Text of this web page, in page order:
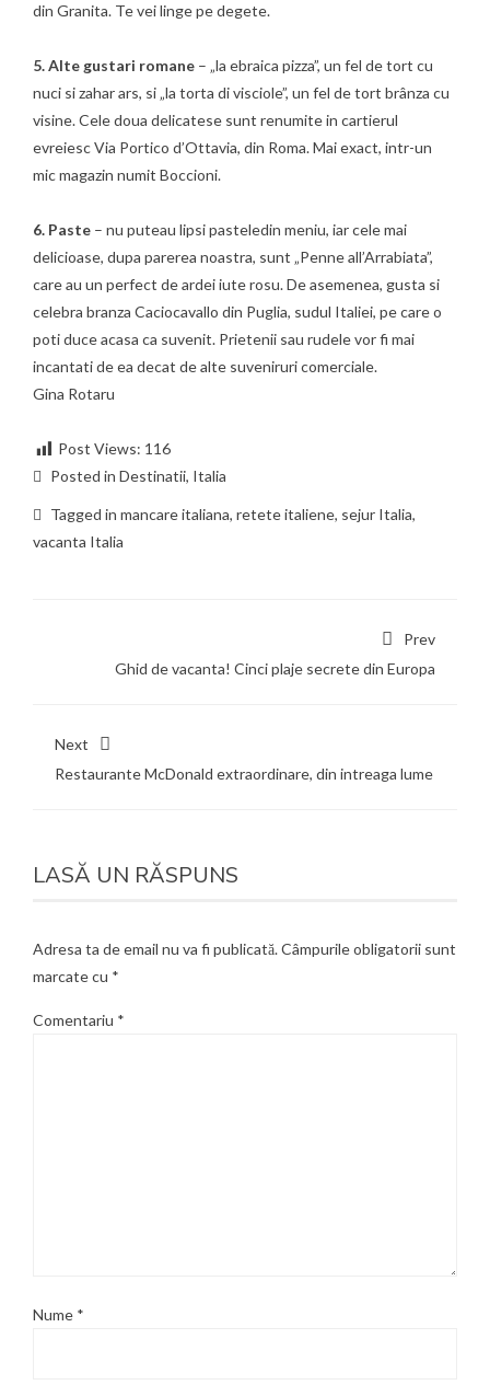
din Granita. Te vei linge pe degete.
5. Alte gustari romane – „la ebraica pizza”, un fel de tort cu
nuci si zahar ars, si „la torta di visciole”, un fel de tort brânza cu
visine. Cele doua delicatese sunt renumite in cartierul
evreiesc Via Portico d’Ottavia, din Roma. Mai exact, intr-un
mic magazin numit Boccioni.
6. Paste – nu puteau lipsi pasteledin meniu, iar cele mai
delicioase, dupa parerea noastra, sunt „Penne all’Arrabiata”,
care au un perfect de ardei iute rosu. De asemenea, gusta si
celebra branza Caciocavallo din Puglia, sudul Italiei, pe care o
poti duce acasa ca suvenit. Prietenii sau rudele vor fi mai
incantati de ea decat de alte suveniruri comerciale.
Gina Rotaru
Post Views: 116
Posted in Destinatii, Italia
Tagged in mancare italiana, retete italiene, sejur Italia,
vacanta Italia
Prev
Ghid de vacanta! Cinci plaje secrete din Europa
Next
Restaurante McDonald extraordinare, din intreaga lume
LASĂ UN RĂSPUNS
Adresa ta de email nu va fi publicată.Câmpurile obligatorii sunt
marcate cu *
Comentariu *
Nume *